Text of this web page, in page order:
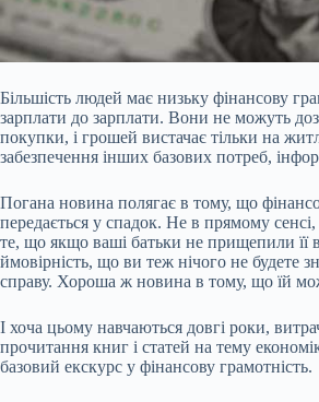
Більшість людей має низьку фінансову
зарплати до зарплати. Вони не можуть
покупки, і грошей вистачає тільки на
забезпечення інших базових потреб,
Погана новина полягає в тому, що
передається у спадок. Не в прямому
те, що якщо ваші батьки не прищепили її
ймовірність, що ви теж нічого не будете
справу. Хороша ж новина в тому, що їй
І хоча цьому навчаються довгі роки,
прочитання книг і статей на тему
базовий екскурс у фінансову грамотність.